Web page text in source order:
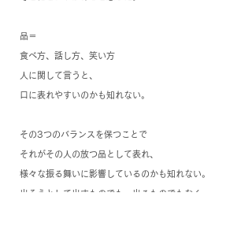
品＝
食べ方、話し方、笑い方
人に関して言うと、
口に表れやすいのかも知れない。
その3つのバランスを保つことで
それがその人の放つ品として表れ、
様々な振る舞いに影響しているのかも知れない。
出そうとして出すものでも、出るものでもなく、